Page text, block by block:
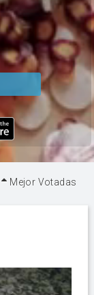
Mejor Votadas